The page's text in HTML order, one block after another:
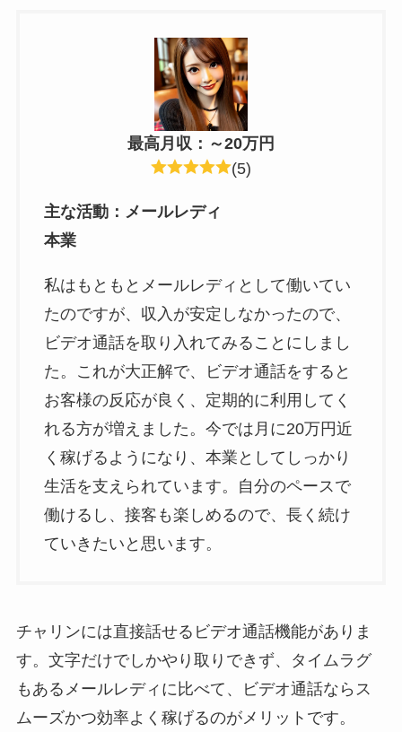
最高月収：～20万円
(5)
主な活動： メールレディ
本業
私はもともとメールレディとして働いてい
たのですが、収入が安定しなかったので、
ビデオ通話を取り入れてみることにしまし
た。これが大正解で、ビデオ通話をすると
お客様の反応が良く、定期的に利用してく
れる方が増えました。今では月に20万円近
く稼げるようになり、本業としてしっかり
生活を支えられています。自分のペースで
働けるし、接客も楽しめるので、長く続け
ていきたいと思います。
チャリンには直接話せるビデオ通話機能がありま
す。文字だけでしかやり取りできず、タイムラグ
もあるメールレディに比べて、ビデオ通話ならス
ムーズかつ効率よく稼げるのがメリットです。